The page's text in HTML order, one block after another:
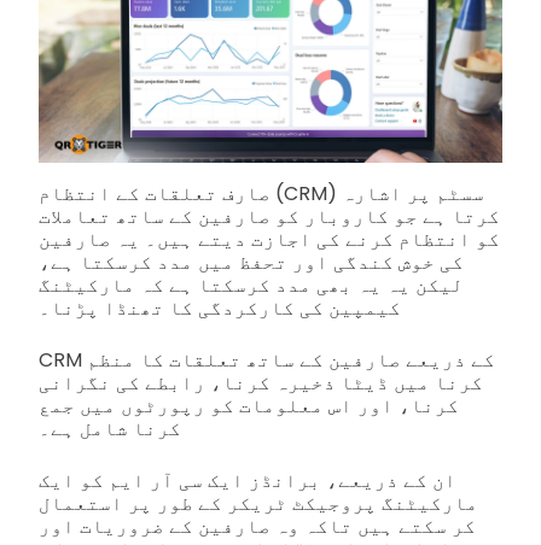
صارف تعلقات کے انتظام (CRM) سسٹم پر اشارہ
کرتا ہے جو کاروبار کو صارفین کے ساتھ تعاملات
کو انتظام کرنے کی اجازت دیتے ہیں۔ یہ صارفین
کی خوش کندگی اور تحفظ میں مدد کرسکتا ہے،
لیکن یہ یہ بھی مدد کرسکتا ہے کہ مارکیٹنگ
کیمپین کی کارکردگی کا تھنڈا پڑنا۔
CRM کے ذریعے صارفین کے ساتھ تعلقات کا منظم
کرنا میں ڈیٹا ذخیرہ کرنا، رابطے کی نگرانی
کرنا، اور اس معلومات کو رپورٹوں میں جمع
کرنا شامل ہے۔
ان کے ذریعے، برانڈز ایک سی آر ایم کو ایک
مارکیٹنگ پروجیکٹ ٹریکر کے طور پر استعمال
کر سکتے ہیں تاکہ وہ صارفین کے ضروریات اور